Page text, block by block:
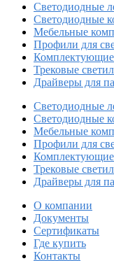
Светодиодные
Светодиодные
Мебельные
Профили для
Комплектующие
Трековые
Драйверы для
Светодиодные
Светодиодные
Мебельные
Профили для
Комплектующие
Трековые
Драйверы для
О компании
Документы
Сертификаты
Где купить
Контакты